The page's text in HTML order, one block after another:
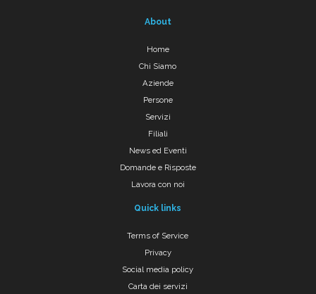
About
Home
Chi Siamo
Aziende
Persone
Servizi
Filiali
News ed Eventi
Domande e Risposte
Lavora con noi
Quick links
Terms of Service
Privacy
Social media policy
Carta dei servizi